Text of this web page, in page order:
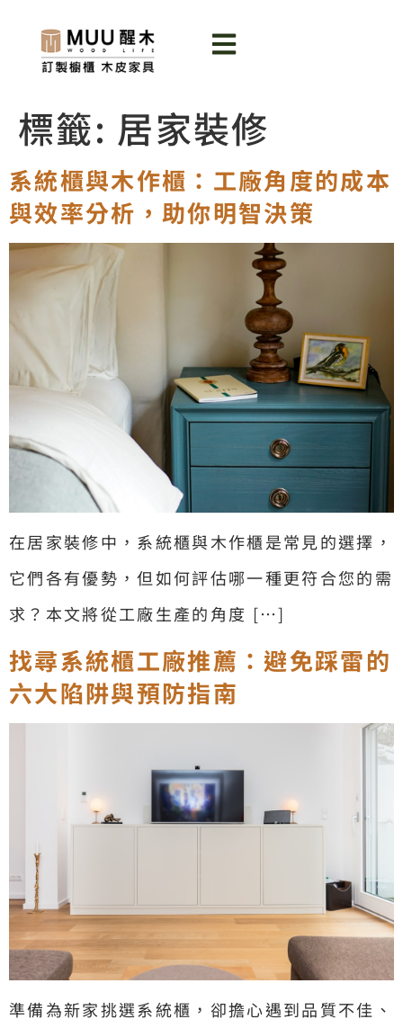
標籤: 居家裝修
系統櫃與木作櫃：工廠角度的成本
與效率分析，助你明智決策
在居家裝修中，系統櫃與木作櫃是常見的選擇，
它們各有優勢，但如何評估哪一種更符合您的需
求？本文將從工廠生產的角度 […]
找尋系統櫃工廠推薦：避免踩雷的
六大陷阱與預防指南
準備為新家挑選系統櫃，卻擔心遇到品質不佳、